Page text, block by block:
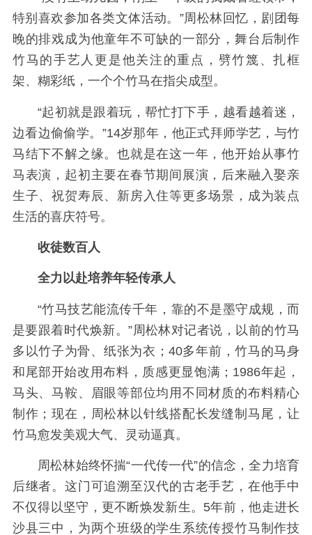
特别喜欢参加各类文体活动。”周松林回忆，剧团每
晚的排戏成为他童年不可缺的一部分，舞台后制作
竹马的手艺人更是他关注的重点，劈竹篾、扎框
架、糊彩纸，一个个竹马在指尖成型。
“起初就是跟着玩，帮忙打下手，越看越着迷，
边看边偷偷学。”14岁那年，他正式拜师学艺，与竹
马结下不解之缘。也就是在这一年，他开始从事竹
马表演，起初主要在春节期间展演，后来融入娶亲
生子、祝贺寿辰、新房入住等更多场景，成为装点
生活的喜庆符号。
收徒数百人
全力以赴培养年轻传承人
“竹马技艺能流传千年，靠的不是墨守成规，而
是要跟着时代焕新。”周松林对记者说，以前的竹马
多以竹子为骨、纸张为衣；40多年前，竹马的马身
和尾部开始改用布料，质感更显饱满；1986年起，
马头、马鞍、眉眼等部位均用不同材质的布料精心
制作；现在，周松林以针线搭配长发缝制马尾，让
竹马愈发美观大气、灵动逼真。
周松林始终怀揣“一代传一代”的信念，全力培育
后继者。这门可追溯至汉代的古老手艺，在他手中
不仅得以坚守，更不断焕发新生。5年前，他走进长
沙县三中，为两个班级的学生系统传授竹马制作技